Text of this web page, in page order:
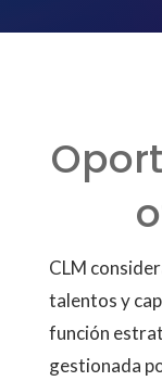
CLM
talentos y
función
gestionada